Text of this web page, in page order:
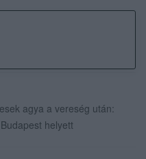
agya a vereség után:
helyett